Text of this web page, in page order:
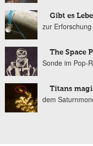
Gibt es
zur
The Space
Sonde im Pop-
Titans
dem